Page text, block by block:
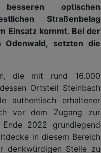
optischen
Straßenbelag
Einsatz kommt. Bei der
Odenwald, setzten die
die mit rund 16.000
Ortsteil Steinbach
authentisch erhaltener
vor dem Zugang zur
2022 grundlegend
in diesem Bereich
denkwürdigen Stelle zu